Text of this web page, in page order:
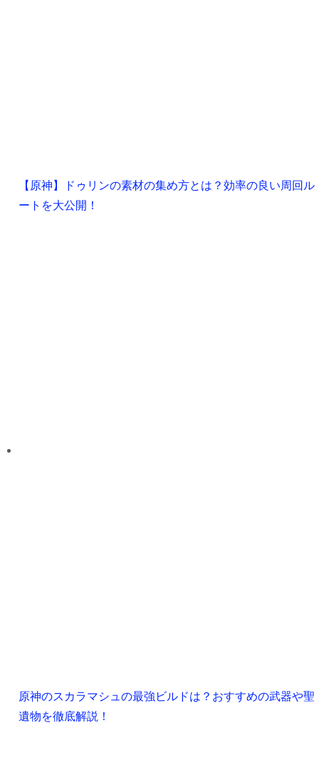
【原神】ドゥリンの素材の集め方とは？効率の良い周回ル
ートを大公開！
原神のスカラマシュの最強ビルドは？おすすめの武器や聖
遺物を徹底解説！